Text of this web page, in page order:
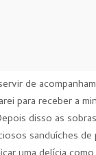
de
para receber a
disso as
sanduíches